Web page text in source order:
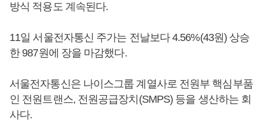
방식 적용도 계속된다.
11일 서울전자통신 주가는 전날보다 4.56%(43원) 상승
한 987원에 장을 마감했다.
서울전자통신은 나이스그룹 계열사로 전원부 핵심부품
인 전원트랜스, 전원공급장치(SMPS) 등을 생산하는 회
사다.